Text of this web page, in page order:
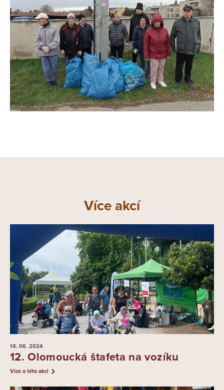
Více akcí
14. 06. 2024
12. Olomoucká štafeta na vozíku
Více o této akci